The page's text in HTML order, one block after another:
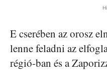
E cserében az orosz
lenne feladni az
régió-ban és a